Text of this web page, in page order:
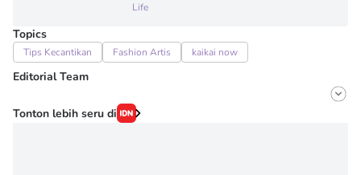
Life
Topics
Tips Kecantikan Fashion Artis kaikai now
Editorial Team
Editor
Onic Metheany
Tonton lebih seru di